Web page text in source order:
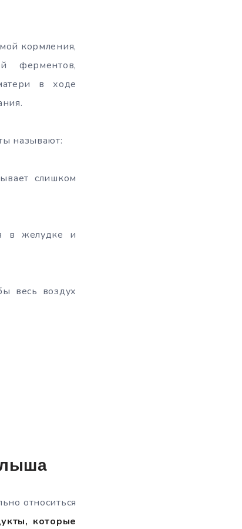
кормления,
ферментов,
в ходе
называют:
слишком
в желудке и
весь воздух
относиться
которые